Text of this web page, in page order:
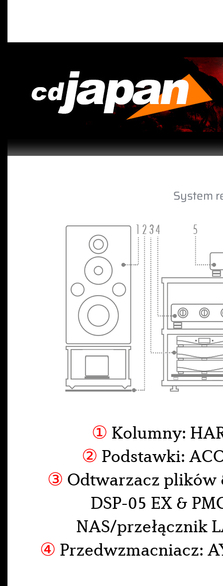
System
① Kolumny:
② Podstawki:
③ Odtwarzacz plików
DSP-05 EX &
NAS/przełącznik
④ Przedwzmacniacz: